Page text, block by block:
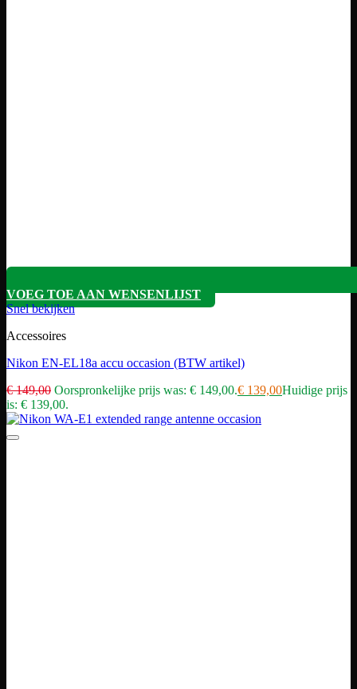
VOEG TOE AAN WENSENLIJST
Snel bekijken
Accessoires
Nikon EN-EL18a accu occasion (BTW artikel)
€149,00 Oorspronkelijke prijs was: € 149,00.€ 139,00Huidige prijs
is: € 139,00.